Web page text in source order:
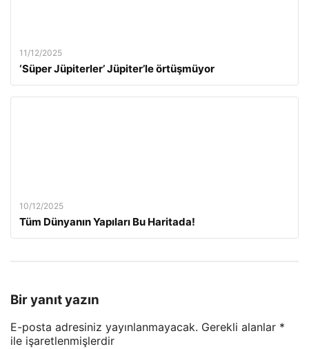
11/12/2025
‘Süper Jüpiterler’ Jüpiter’le örtüşmüyor
10/12/2025
Tüm Dünyanın Yapıları Bu Haritada!
Bir yanıt yazın
E-posta adresiniz yayınlanmayacak. Gerekli alanlar *
ile işaretlenmişlerdir